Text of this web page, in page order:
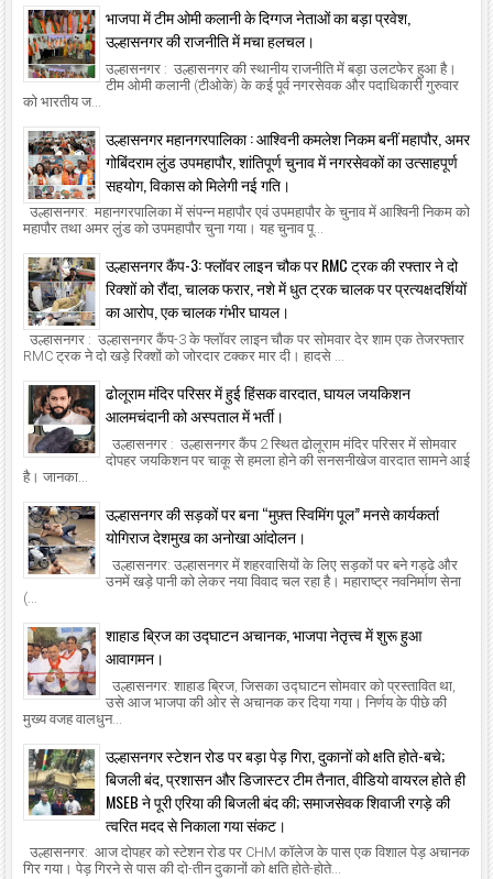
भाजपा में टीम ओमी कलानी के दिग्गज नेताओं का बड़ा प्रवेश,
उल्हासनगर की राजनीति में मचा हलचल।
उल्हासनगर : उल्हासनगर की स्थानीय राजनीति में बड़ा उलटफेर हुआ है।
टीम ओमी कलानी (टीओके) के कई पूर्व नगरसेवक और पदाधिकारी गुरुवार
को भारतीय ज...
उल्हासनगर महानगरपालिका : आश्विनी कमलेश निकम बनीं महापौर, अमर
गोबिंदराम लुंड उपमहापौर, शांतिपूर्ण चुनाव में नगरसेवकों का उत्साहपूर्ण
सहयोग, विकास को मिलेगी नई गति।
उल्हासनगर: महानगरपालिका में संपन्न महापौर एवं उपमहापौर के चुनाव में आश्विनी निकम को
महापौर तथा अमर लुंड को उपमहापौर चुना गया। यह चुनाव पू...
उल्हासनगर कैंप-3: फ्लॉवर लाइन चौक पर RMC ट्रक की रफ्तार ने दो
रिक्शों को रौंदा, चालक फरार, नशे में धुत ट्रक चालक पर प्रत्यक्षदर्शियों
का आरोप, एक चालक गंभीर घायल।
उल्हासनगर : उल्हासनगर कैंप-3 के फ्लॉवर लाइन चौक पर सोमवार देर शाम एक तेजरफ्तार
RMC ट्रक ने दो खड़े रिक्शों को जोरदार टक्कर मार दी। हादसे ...
ढोलूराम मंदिर परिसर में हुई हिंसक वारदात, घायल जयकिशन
आलमचंदानी को अस्पताल में भर्ती।
उल्हासनगर : उल्हासनगर कैंप 2 स्थित ढोलूराम मंदिर परिसर में सोमवार
दोपहर जयकिशन पर चाकू से हमला होने की सनसनीखेज वारदात सामने आई
है। जानका...
उल्हासनगर की सड़कों पर बना “मुफ़्त स्विमिंग पूल” मनसे कार्यकर्ता
योगिराज देशमुख का अनोखा आंदोलन।
उल्हासनगर: उल्हासनगर में शहरवासियों के लिए सड़कों पर बने गड्ढे और
उनमें खड़े पानी को लेकर नया विवाद चल रहा है। महाराष्ट्र नवनिर्माण सेना
(...
शाहाड ब्रिज का उद्घाटन अचानक, भाजपा नेतृत्त्व में शुरू हुआ
आवागमन।
उल्हासनगर: शाहाड ब्रिज, जिसका उद्घाटन सोमवार को प्रस्तावित था,
उसे आज भाजपा की ओर से अचानक कर दिया गया। निर्णय के पीछे की
मुख्य वजह वालधुन...
उल्हासनगर स्टेशन रोड पर बड़ा पेड़ गिरा, दुकानों को क्षति होते-बचे;
बिजली बंद, प्रशासन और डिजास्टर टीम तैनात, वीडियो वायरल होते ही
MSEB ने पूरी एरिया की बिजली बंद की; समाजसेवक शिवाजी रगड़े की
त्वरित मदद से निकाला गया संकट।
उल्हासनगर: आज दोपहर को स्टेशन रोड पर CHM कॉलेज के पास एक विशाल पेड़ अचानक
गिर गया। पेड़ गिरने से पास की दो-तीन दुकानों को क्षति होते-होते...